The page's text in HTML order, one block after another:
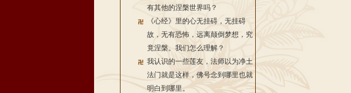
有其他的涅槃世界吗？
《心经》里的心无挂碍，无挂碍
故，无有恐怖，远离颠倒梦想，究
竟涅槃。我们怎么理解？
我认识的一些莲友，法师以为净土
法门就是这样，佛号念到哪里也就
明白到哪里。